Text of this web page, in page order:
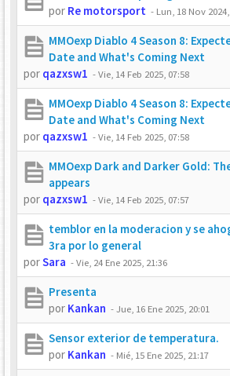
por Re motorsport - Lun, 18 Nov
MMOexp Diablo 4 Season 8:
Date and What's Coming Next
por qazxsw1 -Vie, 14 Feb 2025, 07:58
MMOexp Diablo 4 Season 8:
Date and What's Coming Next
por qazxsw1 -Vie, 14 Feb 2025, 07:58
MMOexp Dark and Darker Gold:
appears
por qazxsw1 -Vie, 14 Feb 2025, 07:57
temblor en la moderacion y se
3ra por lo general
porSara -Vie, 24 Ene 2025, 21:36
Presenta
por Kankan -Jue, 16 Ene 2025, 20:01
Sensor exterior de temperatura.
por Kankan - Mié, 15 Ene 2025, 21:17